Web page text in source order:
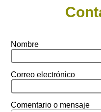
Nombre
Correo electrónico
Comentario o mensaje